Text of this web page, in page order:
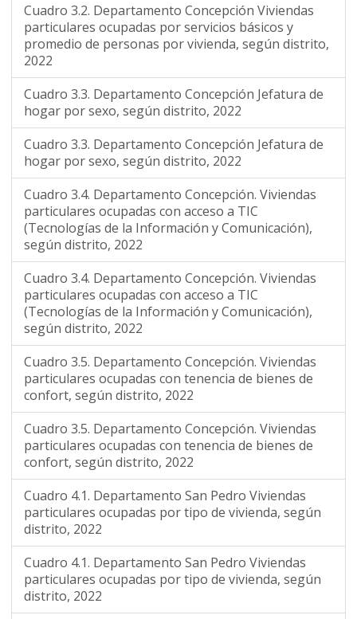
Cuadro 3.2. Departamento Concepción Viviendas
particulares ocupadas por servicios básicos y
promedio de personas por vivienda, según distrito,
2022
Cuadro 3.3. Departamento Concepción Jefatura de
hogar por sexo, según distrito, 2022
Cuadro 3.3. Departamento Concepción Jefatura de
hogar por sexo, según distrito, 2022
Cuadro 3.4. Departamento Concepción. Viviendas
particulares ocupadas con acceso a TIC
(Tecnologías de la Información y Comunicación),
según distrito, 2022
Cuadro 3.4. Departamento Concepción. Viviendas
particulares ocupadas con acceso a TIC
(Tecnologías de la Información y Comunicación),
según distrito, 2022
Cuadro 3.5. Departamento Concepción. Viviendas
particulares ocupadas con tenencia de bienes de
confort, según distrito, 2022
Cuadro 3.5. Departamento Concepción. Viviendas
particulares ocupadas con tenencia de bienes de
confort, según distrito, 2022
Cuadro 4.1. Departamento San Pedro Viviendas
particulares ocupadas por tipo de vivienda, según
distrito, 2022
Cuadro 4.1. Departamento San Pedro Viviendas
particulares ocupadas por tipo de vivienda, según
distrito, 2022